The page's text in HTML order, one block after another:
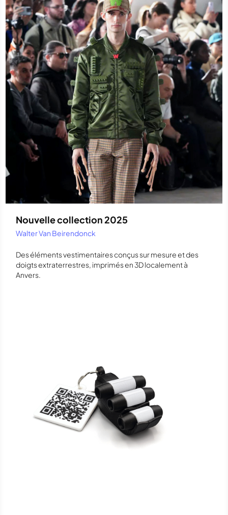
Nouvelle collection 2025
Walter Van Beirendonck
Des éléments vestimentaires conçus sur mesure et des
doigts extraterrestres, imprimés en 3D localement à
Anvers.